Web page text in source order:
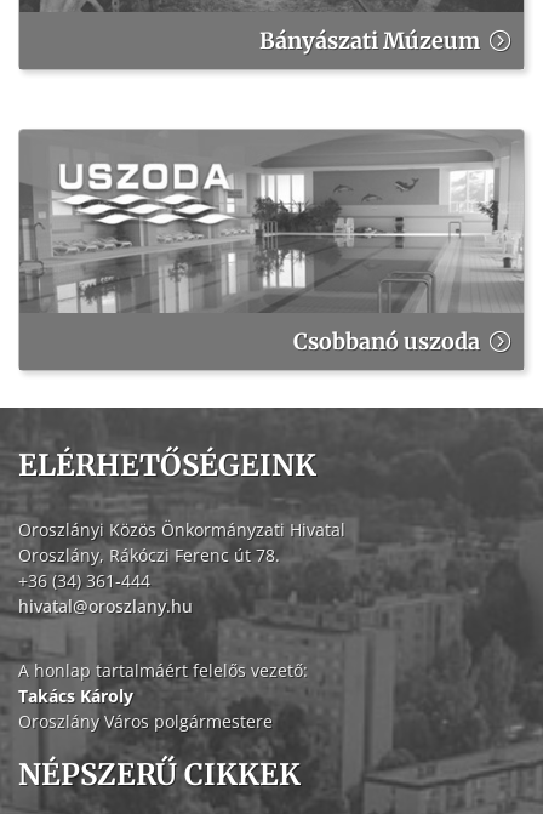
Bányászati Múzeum
Csobbanó uszoda
ELÉRHETŐSÉGEINK
Oroszlányi Közös Önkormányzati Hivatal
Oroszlány, Rákóczi Ferenc út 78.
+36 (34) 361-444
hivatal@oroszlany.hu
A honlap tartalmáért felelős vezető:
Takács Károly
Oroszlány Város polgármestere
NÉPSZERŰ CIKKEK